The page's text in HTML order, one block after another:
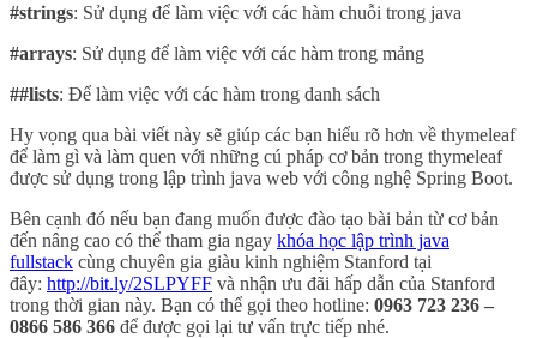
#strings: Sử dụng để làm việc với các hàm chuỗi trong java
#arrays: Sử dụng để làm việc với các hàm trong mảng
##lists: Để làm việc với các hàm trong danh sách
Hy vọng qua bài viết này sẽ giúp các bạn hiểu rõ hơn về thymeleaf
để làm gì và làm quen với những cú pháp cơ bản trong thymeleaf
được sử dụng trong lập trình java web với công nghệ Spring Boot.
Bên cạnh đó nếu bạn đang muốn được đào tạo bài bản từ cơ bản
đến nâng cao có thể tham gia ngay khóa học lập trình java
fullstack cùng chuyên gia giàu kinh nghiệm Stanford tại
đây: http://bit.ly/2SLPYFF và nhận ưu đãi hấp dẫn của Stanford
trong thời gian này. Bạn có thể gọi theo hotline: 0963 723 236 –
0866 586 366 để được gọi lại tư vấn trực tiếp nhé.